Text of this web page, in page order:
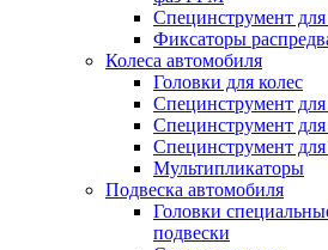
Специнструмент
Фиксаторы
Колеса автомобиля
Головки для колес
Специнструмент для
Специнструмент
Специнструмент
Мультипликаторы
Подвеска автомобиля
Головки
подвески